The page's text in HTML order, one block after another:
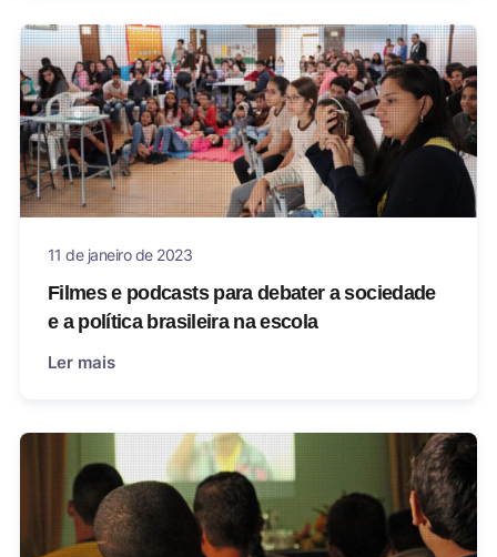
11 de janeiro de 2023
Filmes e podcasts para debater a sociedade
e a política brasileira na escola
Ler mais